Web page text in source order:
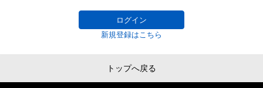
ログイン
新規登録はこちら
トップへ戻る